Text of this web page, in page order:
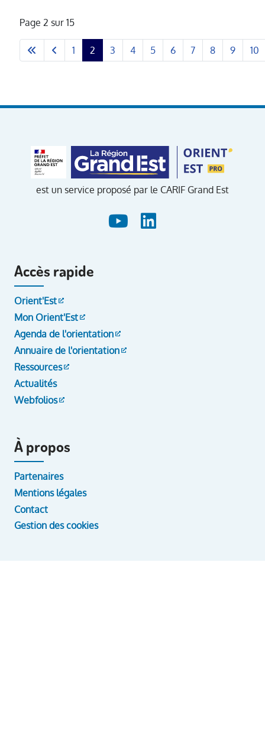
Page 2 sur 15
1 2 3 4 5 6 7 8 9 10
est un service proposé par le CARIF Grand Est
Accès rapide
Orient'Est
Mon Orient'Est
Agenda de l'orientation
Annuaire de l'orientation
Ressources
Actualités
Webfolios
À propos
Partenaires
Mentions légales
Contact
Gestion des cookies